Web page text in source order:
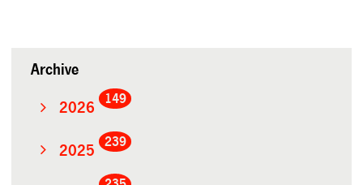
Archive
2026
149
2025
239